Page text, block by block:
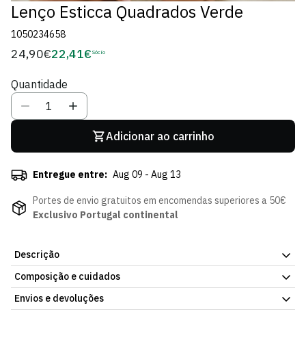
Lenço Esticca Quadrados Verde
1050234658
Preço
24,90€Preço
Sócio
22,41€ Sócio
Quantidade
Adicionar ao carrinho
Entregue entre: Aug 09 - Aug 13
Portes de envio gratuitos em encomendas superiores a 50€
Exclusivo Portugal continental
Descrição
Lenço Esticca Quadrados Verde em tecido leve e fluido,
perfeito para os dias de sol e praia.
Composição e cuidados
Envios e devoluções